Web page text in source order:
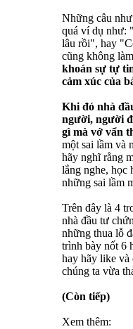
Những câu
quá ví dụ như:
lâu rồi", hay
cũng không
khoán sự tự
cảm xúc của
Khi đó nhà
người, người
gì mà vớ vẩn
một sai lầm và
hãy nghĩ rằng
lắng nghe, học
những sai lầm
Trên đây là 4
nhà đầu tư
những thua lỗ
trình bày nốt 6
hay hãy like và
chúng ta vừa
(Còn tiếp)
Xem thêm: